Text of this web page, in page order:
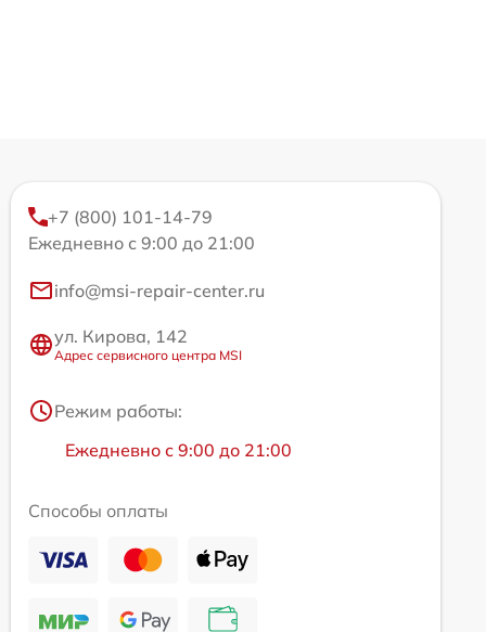
+7 (800) 101-14-79
Ежедневно с 9:00 до 21:00
info@msi-repair-center.ru
ул. Кирова, 142
Адрес сервисного центра MSI
Режим работы:
Ежедневно с 9:00 до 21:00
Способы оплаты